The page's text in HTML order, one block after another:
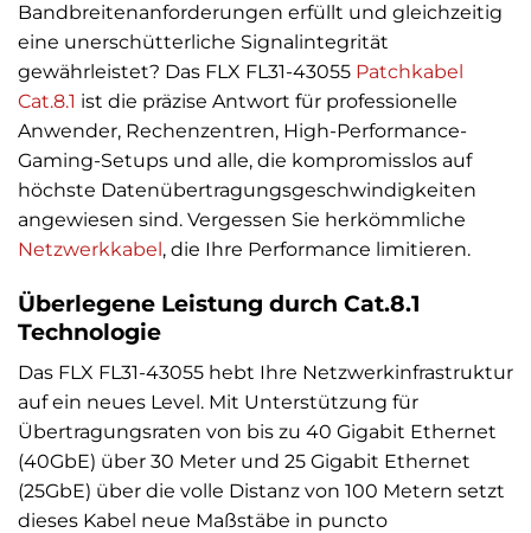
Bandbreitenanforderungen erfüllt und gleichzeitig
eine unerschütterliche Signalintegrität
gewährleistet? Das FLX FL31-43055 Patchkabel
Cat.8.1 ist die präzise Antwort für professionelle
Anwender, Rechenzentren, High-Performance-
Gaming-Setups und alle, die kompromisslos auf
höchste Datenübertragungsgeschwindigkeiten
angewiesen sind. Vergessen Sie herkömmliche
Netzwerkkabel , die Ihre Performance limitieren.
Überlegene Leistung durch Cat.8.1
Technologie
Das FLX FL31-43055 hebt Ihre Netzwerkinfrastruktur
auf ein neues Level. Mit Unterstützung für
Übertragungsraten von bis zu 40 Gigabit Ethernet
(40GbE) über 30 Meter und 25 Gigabit Ethernet
(25GbE) über die volle Distanz von 100 Metern setzt
dieses Kabel neue Maßstäbe in puncto